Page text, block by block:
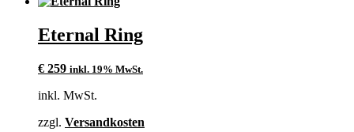
Eternal Ring
€ 259 inkl. 19% MwSt.
inkl. MwSt.
zzgl. Versandkosten